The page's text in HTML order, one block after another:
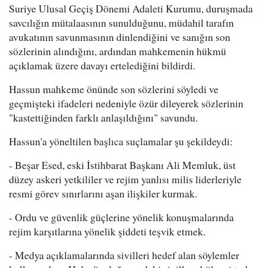
Suriye Ulusal Geçiş Dönemi Adaleti Kurumu, duruşmada
savcılığın mütalaasının sunulduğunu, müdahil tarafın
avukatının savunmasının dinlendiğini ve sanığın son
sözlerinin alındığını, ardından mahkemenin hükmü
açıklamak üzere davayı ertelediğini bildirdi.
Hassun mahkeme önünde son sözlerini söyledi ve
geçmişteki ifadeleri nedeniyle özür dileyerek sözlerinin
"kastettiğinden farklı anlaşıldığını" savundu.
Hassun'a yöneltilen başlıca suçlamalar şu şekildeydi:
- Beşar Esed, eski İstihbarat Başkanı Ali Memluk, üst
düzey askeri yetkililer ve rejim yanlısı milis liderleriyle
resmi görev sınırlarını aşan ilişkiler kurmak.
- Ordu ve güvenlik güçlerine yönelik konuşmalarında
rejim karşıtlarına yönelik şiddeti teşvik etmek.
- Medya açıklamalarında sivilleri hedef alan söylemler